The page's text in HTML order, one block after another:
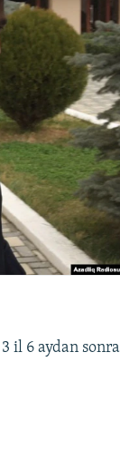
3 il 6 aydan sonra